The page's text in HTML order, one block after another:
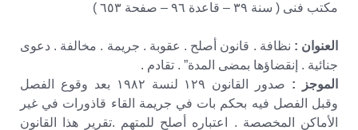
مكتب فنى ( سنة ٣٩ – قاعدة ٩٦ – صفحة ٦٥٣ )
العنوان : نظافة . قانون أصلح . عقوبة . جريمة . مخالفة . دعوى
جنائية . إنقضاؤها بمضى المدة” . تقادم .
الموجز :
صدور القانون ١٢٩ لنسة ١٩٨٢ بعد وقوع الفصل
وقبل الفصل فيه بحكم بات في جريمة القاء قاذورات في غير
الأماكن المخصصة . اعتباره أصلح للمتهم .تقرير هذا القانون